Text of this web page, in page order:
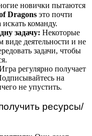
новички пытаются
Dragons это почти
команду.
задачу: Некоторые
виде деятельности и не
задачи, чтобы
регулярно получает
на
не упустить.
ресурсы/